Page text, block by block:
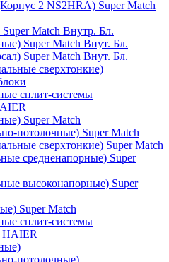
2 NS2HRA) Super Match
Match Внутр. Бл.
Super Match Внут. Бл.
Super Match Внут. Бл.
сверхтонкие)
сплит-системы
Super Match
потолочные) Super Match
сверхтонкие) Super Match
средненапорные) Super
высоконапорные) Super
Super Match
сплит-системы
HAIER
потолочные)